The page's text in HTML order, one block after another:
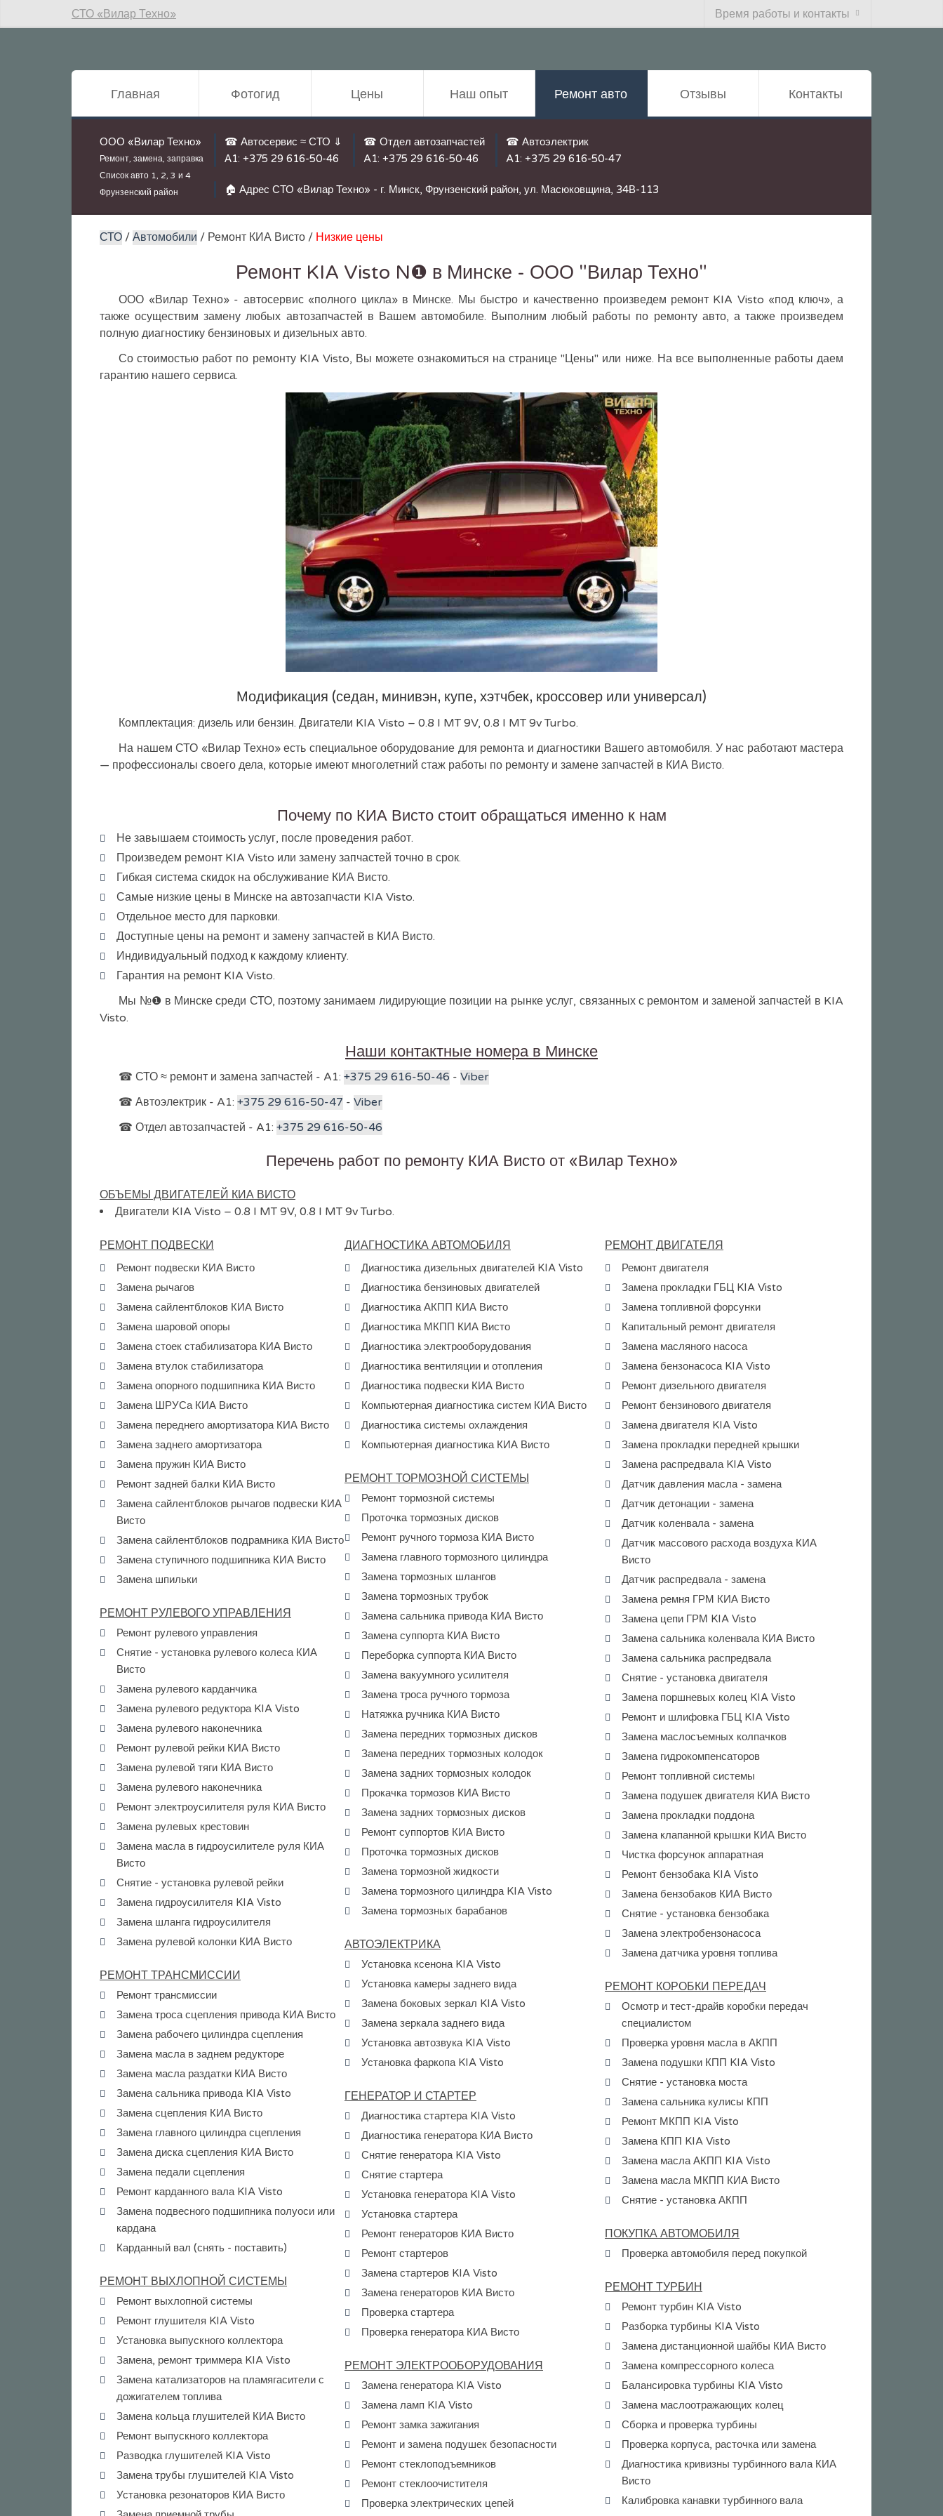
СТО «Вилар Техно» Время работы и контакты
Главная Фотогид Цены Наш опыт Ремонт авто Отзывы Контакты
ООО «Вилар Техно»
Ремонт, замена, заправка
Список авто 1, 2, 3 и 4
Фрунзенский район
☎ Автосервис ≈ СТО ⇓
А1: +375 29 616-50-46
☎ Отдел автозапчастей
A1: +375 29 616-50-46
☎ Автоэлектрик
A1: +375 29 616-50-47
🏠 Адрес СТО «Вилар Техно» - г. Минск, Фрунзенский район, ул. Масюковщина, 34В-113
СТО / Автомобили / Ремонт КИА Висто / Низкие цены
Ремонт KIA Visto N❶ в Минске - ООО "Вилар Техно"
ООО «Вилар Техно» - автосервис «полного цикла» в Минске. Мы быстро и качественно произведем ремонт KIA Visto «под ключ», а
также осуществим замену любых автозапчастей в Вашем автомобиле. Выполним любый работы по ремонту авто, а также произведем
полную диагностику бензиновых и дизельных авто.
Со стоимостью работ по ремонту KIA Visto, Вы можете ознакомиться на странице "Цены" или ниже. На все выполненные работы даем
гарантию нашего сервиса.
Модификация (седан, минивэн, купе, хэтчбек, кроссовер или универсал)
Комплектация: дизель или бензин. Двигатели KIA Visto – 0.8 I MT 9V, 0.8 I MT 9v Turbo.
На нашем СТО «Вилар Техно» есть специальное оборудование для ремонта и диагностики Вашего автомобиля. У нас работают мастера
— профессионалы своего дела, которые имеют многолетний стаж работы по ремонту и замене запчастей в КИА Висто.
Почему по КИА Висто стоит обращаться именно к нам
Не завышаем стоимость услуг, после проведения работ.
Произведем ремонт KIA Visto или замену запчастей точно в срок.
Гибкая система скидок на обслуживание КИА Висто.
Самые низкие цены в Минске на автозапчасти KIA Visto.
Отдельное место для парковки.
Доступные цены на ремонт и замену запчастей в КИА Висто.
Индивидуальный подход к каждому клиенту.
Гарантия на ремонт KIA Visto.
Мы №❶ в Минске среди СТО, поэтому занимаем лидирующие позиции на рынке услуг, связанных с ремонтом и заменой запчастей в KIA
Visto.
Наши контактные номера в Минске
☎ СТО ≈ ремонт и замена запчастей - A1:+375 29 616-50-46 -Viber
☎ Автоэлектрик - A1:+375 29 616-50-47 -Viber
☎ Отдел автозапчастей - A1:+375 29 616-50-46
Перечень работ по ремонту КИА Висто от «Вилар Техно»
ОБЪЕМЫ ДВИГАТЕЛЕЙ КИА ВИСТО
Двигатели KIA Visto – 0.8 I MT 9V, 0.8 I MT 9v Turbo.
РЕМОНТ ПОДВЕСКИ
Ремонт подвески КИА Висто
Замена рычагов
Замена сайлентблоков КИА Висто
Замена шаровой опоры
Замена стоек стабилизатора КИА Висто
Замена втулок стабилизатора
Замена опорного подшипника КИА Висто
Замена ШРУСа КИА Висто
Замена переднего амортизатора КИА Висто
Замена заднего амортизатора
Замена пружин КИА Висто
Ремонт задней балки КИА Висто
Замена сайлентблоков рычагов подвески КИА
Висто
Замена сайлентблоков подрамника КИА Висто
Замена ступичного подшипника КИА Висто
Замена шпильки
РЕМОНТ РУЛЕВОГО УПРАВЛЕНИЯ
Ремонт рулевого управления
Снятие - установка рулевого колеса КИА
Висто
Замена рулевого карданчика
Замена рулевого редуктора KIA Visto
Замена рулевого наконечника
Ремонт рулевой рейки КИА Висто
Замена рулевой тяги КИА Висто
Замена рулевого наконечника
Ремонт электроусилителя руля КИА Висто
Замена рулевых крестовин
Замена масла в гидроусилителе руля КИА
Висто
Снятие - установка рулевой рейки
Замена гидроусилителя KIA Visto
Замена шланга гидроусилителя
Замена рулевой колонки КИА Висто
РЕМОНТ ТРАНСМИССИИ
Ремонт трансмиссии
Замена троса сцепления привода КИА Висто
Замена рабочего цилиндра сцепления
Замена масла в заднем редукторе
Замена масла раздатки КИА Висто
Замена сальника привода KIA Visto
Замена сцепления КИА Висто
Замена главного цилиндра сцепления
Замена диска сцепления КИА Висто
Замена педали сцепления
Ремонт карданного вала KIA Visto
Замена подвесного подшипника полуоси или
кардана
Карданный вал (снять - поставить)
РЕМОНТ ВЫХЛОПНОЙ СИСТЕМЫ
Ремонт выхлопной системы
Ремонт глушителя KIA Visto
Установка выпускного коллектора
Замена, ремонт триммера KIA Visto
Замена катализаторов на пламягасители с
дожигателем топлива
Замена кольца глушителей КИА Висто
Ремонт выпускного коллектора
Разводка глушителей KIA Visto
Замена трубы глушителей KIA Visto
Установка резонаторов КИА Висто
ДИАГНОСТИКА АВТОМОБИЛЯ
Диагностика дизельных двигателей KIA Visto
Диагностика бензиновых двигателей
Диагностика АКПП КИА Висто
Диагностика МКПП КИА Висто
Диагностика электрооборудования
Диагностика вентиляции и отопления
Диагностика подвески КИА Висто
Компьютерная диагностика систем КИА Висто
Диагностика системы охлаждения
Компьютерная диагностика КИА Висто
РЕМОНТ ТОРМОЗНОЙ СИСТЕМЫ
Ремонт тормозной системы
Проточка тормозных дисков
Ремонт ручного тормоза КИА Висто
Замена главного тормозного цилиндра
Замена тормозных шлангов
Замена тормозных трубок
Замена сальника привода КИА Висто
Замена суппорта КИА Висто
Переборка суппорта КИА Висто
Замена вакуумного усилителя
Замена троса ручного тормоза
Натяжка ручника КИА Висто
Замена передних тормозных дисков
Замена передних тормозных колодок
Замена задних тормозных колодок
Прокачка тормозов КИА Висто
Замена задних тормозных дисков
Ремонт суппортов КИА Висто
Проточка тормозных дисков
Замена тормозной жидкости
Замена тормозного цилиндра KIA Visto
Замена тормозных барабанов
АВТОЭЛЕКТРИКА
Установка ксенона KIA Visto
Установка камеры заднего вида
Замена боковых зеркал KIA Visto
Замена зеркала заднего вида
Установка автозвука KIA Visto
Установка фаркопа KIA Visto
ГЕНЕРАТОР И СТАРТЕР
Диагностика стартера KIA Visto
Диагностика генератора КИА Висто
Снятие генератора KIA Visto
Снятие стартера
Установка генератора KIA Visto
Установка стартера
Ремонт генераторов КИА Висто
Ремонт стартеров
Замена стартеров KIA Visto
Замена генераторов КИА Висто
Проверка стартера
Проверка генератора КИА Висто
РЕМОНТ ЭЛЕКТРООБОРУДОВАНИЯ
Замена генератора KIA Visto
Замена ламп KIA Visto
Ремонт замка зажигания
Ремонт и замена подушек безопасности
Ремонт стеклоподъемников
Ремонт стеклоочистителя
Проверка электрических цепей
РЕМОНТ ДВИГАТЕЛЯ
Ремонт двигателя
Замена прокладки ГБЦ KIA Visto
Замена топливной форсунки
Капитальный ремонт двигателя
Замена масляного насоса
Замена бензонасоса KIA Visto
Ремонт дизельного двигателя
Ремонт бензинового двигателя
Замена двигателя KIA Visto
Замена прокладки передней крышки
Замена распредвала KIA Visto
Датчик давления масла - замена
Датчик детонации - замена
Датчик коленвала - замена
Датчик массового расхода воздуха КИА
Висто
Датчик распредвала - замена
Замена ремня ГРМ КИА Висто
Замена цепи ГРМ KIA Visto
Замена сальника коленвала КИА Висто
Замена сальника распредвала
Снятие - установка двигателя
Замена поршневых колец KIA Visto
Ремонт и шлифовка ГБЦ KIA Visto
Замена маслосъемных колпачков
Замена гидрокомпенсаторов
Ремонт топливной системы
Замена подушек двигателя КИА Висто
Замена прокладки поддона
Замена клапанной крышки КИА Висто
Чистка форсунок аппаратная
Ремонт бензобака KIA Visto
Замена бензобаков КИА Висто
Снятие - установка бензобака
Замена электробензонасоса
Замена датчика уровня топлива
РЕМОНТ КОРОБКИ ПЕРЕДАЧ
Осмотр и тест-драйв коробки передач
специалистом
Проверка уровня масла в АКПП
Замена подушки КПП KIA Visto
Снятие - установка моста
Замена сальника кулисы КПП
Ремонт МКПП KIA Visto
Замена КПП KIA Visto
Замена масла АКПП KIA Visto
Замена масла МКПП КИА Висто
Снятие - установка АКПП
ПОКУПКА АВТОМОБИЛЯ
Проверка автомобиля перед покупкой
РЕМОНТ ТУРБИН
Ремонт турбин KIA Visto
Разборка турбины KIA Visto
Замена дистанционной шайбы КИА Висто
Замена компрессорного колеса
Балансировка турбины KIA Visto
Замена маслоотражающих колец
Сборка и проверка турбины
Проверка корпуса, расточка или замена
Диагностика кривизны турбинного вала КИА
Висто
Калибровка канавки турбинного вала